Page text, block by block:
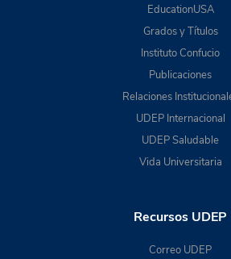
EducationUSA
Grados y Títulos
Instituto Confucio
Publicaciones
Relaciones
UDEP Internacional
UDEP Saludable
Vida Universitaria
Recursos UDEP
Correo UDEP